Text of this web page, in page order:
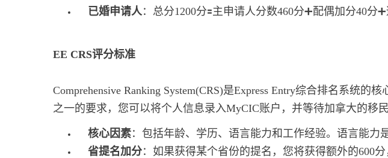
已婚申请人：总分1200分🟰主申请人分数460分➕配偶加分40分
EE CRS评分标准
Comprehensive Ranking System(CRS)是Express Entry综合排名系统
之一的要求，您可以将个人信息录入MyCIC账户，并等待加拿大的移
核心因素：包括年龄、学历、语言能力和工作经验。语言能力
省提名加分：如果获得某个省份的提名，您将获得额外的600